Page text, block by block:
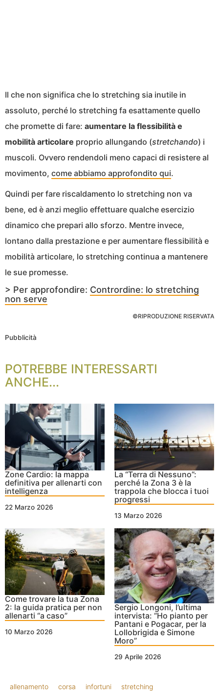
Il che non significa che lo stretching sia inutile in
assoluto, perché lo stretching fa esattamente quello
che promette di fare: aumentare la flessibilità e
mobilità articolare proprio allungando (stretchando) i
muscoli. Ovvero rendendoli meno capaci di resistere al
movimento, come abbiamo approfondito qui.
Quindi per fare riscaldamento lo stretching non va
bene, ed è anzi meglio effettuare qualche esercizio
dinamico che prepari allo sforzo. Mentre invece,
lontano dalla prestazione e per aumentare flessibilità e
mobilità articolare, lo stretching continua a mantenere
le sue promesse.
> Per approfondire: Contrordine: lo stretching
non serve
©RIPRODUZIONE RISERVATA
Pubblicità
POTREBBE INTERESSARTI
ANCHE...
Zone Cardio: la mappa
definitiva per allenarti con
intelligenza
22 Marzo 2026
La “Terra di Nessuno”:
perché la Zona 3 è la
trappola che blocca i tuoi
progressi
13 Marzo 2026
Come trovare la tua Zona
2: la guida pratica per non
allenarti “a caso”
10 Marzo 2026
Sergio Longoni, l’ultima
intervista: “Ho pianto per
Pantani e Pogacar, per la
Lollobrigida e Simone
Moro”
29 Aprile 2026
allenamento corsa infortuni stretching